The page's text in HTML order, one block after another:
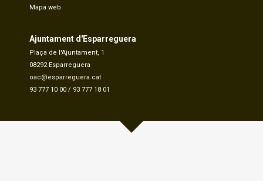
Mapa web
Ajuntament d'Esparreguera
Plaça de l'Ajuntament, 1
08292 Esparreguera
oac@esparreguera.cat
93 777 10 00 / 93 777 18 01